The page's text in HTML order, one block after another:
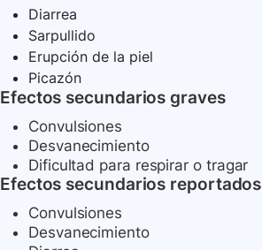
Diarrea
Sarpullido
Erupción de la piel
Picazón
Efectos secundarios graves
Convulsiones
Desvanecimiento
Dificultad para respirar o tragar
Efectos secundarios reportados
Convulsiones
Desvanecimiento